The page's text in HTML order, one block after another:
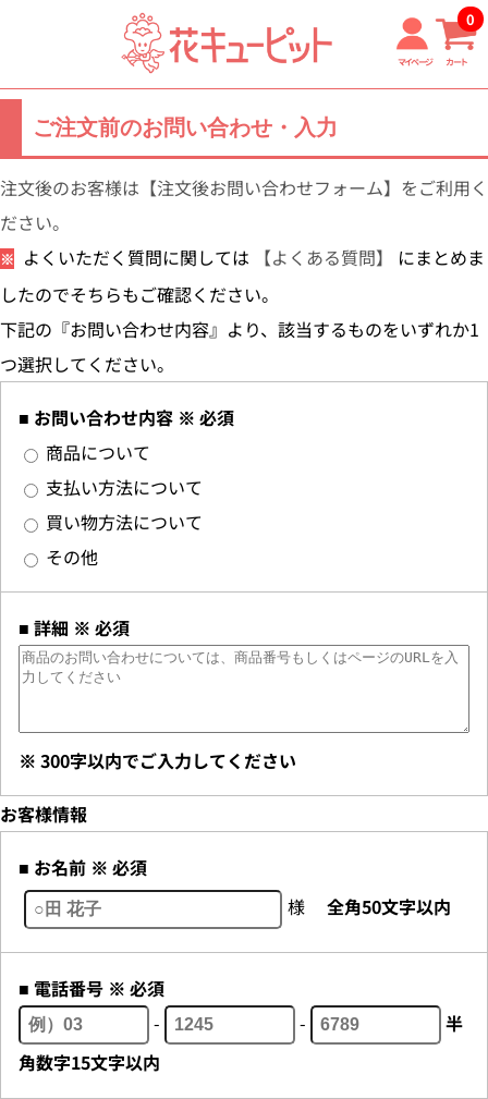
マイページ カート
0
ご注文前のお問い合わせ・入力
注文後のお客様は【注文後お問い合わせフォーム】をご利用く
ださい。
※ よくいただく質問に関しては 【よくある質問】
にまとめま
したのでそちらもご確認ください。
下記の『お問い合わせ内容』より、該当するものをいずれか1
つ選択してください。
■ お問い合わせ内容 ※ 必須
商品について
支払い方法について
買い物方法について
その他
■ 詳細 ※ 必須
※ 300字以内でご入力してください
お客様情報
■ お名前 ※ 必須
様 全角50文字以内
■ 電話番号 ※ 必須
-
-
半
角数字15文字以内